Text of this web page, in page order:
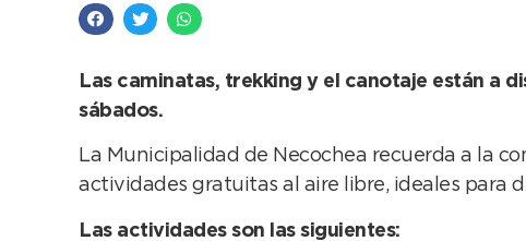
Las caminatas, trekking y el canotaje están a
sábados.
La Municipalidad de Necochea recuerda a la
actividades gratuitas al aire libre, ideales para
Las actividades son las siguientes: